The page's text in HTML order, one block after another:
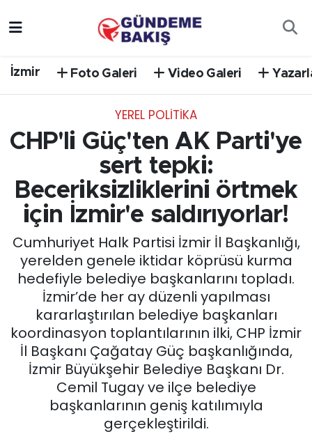
İzmir Foto Galeri Video Galeri
YEREL POLİTİKA
CHP'li Güç'ten AK Parti'ye
sert tepki:
Beceriksizliklerini örtmek
için İzmir'e saldırıyorlar!
Cumhuriyet Halk Partisi İzmir İl Başkanlığı,
yerelden genele iktidar köprüsü kurma
hedefiyle belediye başkanlarını topladı.
İzmir’de her ay düzenli yapılması
kararlaştırılan belediye başkanları
koordinasyon toplantılarının ilki, CHP İzmir
İl Başkanı Çağatay Güç başkanlığında,
İzmir Büyükşehir Belediye Başkanı Dr.
Cemil Tugay ve ilçe belediye
başkanlarının geniş katılımıyla
gerçekleştirildi.
EĞİTİM
EKONOMİ
English News
GÜNCEL
KÜLTÜR SANAT
MAGAZİN
POLİTİKA
Trafik Durumu
Süper Lig Puan Durumu ve Fikstür
Tüm Manşetler
Son Dakika Haberleri
Haber Arşivi